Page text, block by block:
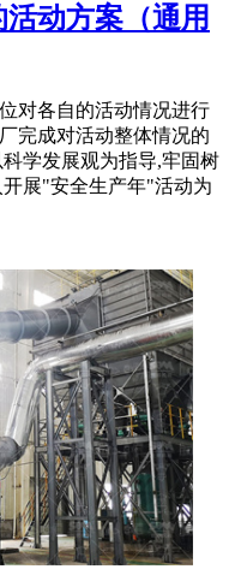
动方案（通用
对各自的活动情况进行
完成对活动整体情况的
学发展观为指导,牢固树
展"安全生产年"活动为